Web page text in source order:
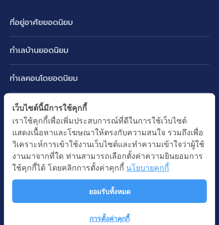
ที่อยู่อาศัยยอดนิยม
ทาวน์เฮ้าส์ ทาวน์โฮม
คอนโดมิเนียม
อาคารพาณิชย์ ตึกแถว
ที่ดินเปล่า
อพาร์ทเม้นท์ หอพัก
ออฟฟิต สำนักงาน
โรงงาน โกดัง
โรงแรม รีสอร์ท
ทำเลบ้านยอดนิยม
บางนา รามคำแหง 2
ปทุมธานี รังสิต ลำลูกกา
นนทบุรี บางใหญ่ บางบัวทอง
ทำเลคอนโดยอดนิยม
พระราม 9
อ่อนนุช ปุณณวิถี
รัชดาภิเษก ห้วยขวาง
ห้าแยกลาดพร้าว
ทำเล BTS ยอดนิยม
BTS ทองหล่อ
BTS เอกมัย
BTS พร้อมพงษ์
BTS อ่อนนุช
ทำเล MRT ยอดนิยม
MRT เพชรบุรี
MRT พระราม 9
MRT พหลโยธิน
คำค้นยอดนิยม
บ้านมือสอง
ซื้อบ้าน ขายบ้าน
นโยบายการใช้คุกกี้
สงวนลิขสิทธิ โดยบริษัท บางกอก แอสเซท อินเตอร์กรุ๊ป จำกัด (มหาชน).
เว็บไซต์นี้มีการใช้คุกกี้
เราใช้คุกกี้เพื่อเพิ่มประสบการณ์ที่ดีในการใช้เว็บไซต์
แสดงเนื้อหาและโฆษณาให้ตรงกับความสนใจ รวมถึงเพื่อ
วิเคราะห์การเข้าใช้งานเว็บไซต์และทำความเข้าใจว่าผู้ใช้
งานมาจากที่ใด ท่านสามารถเลือกตั้งค่าความยินยอมการ
ใช้คุกกี้ได้ โดยคลิกการตั้งค่าคุกกี้ นโยบายคุกกี้
ยอมรับทั้งหมด
การตั้งค่าคุกกี้